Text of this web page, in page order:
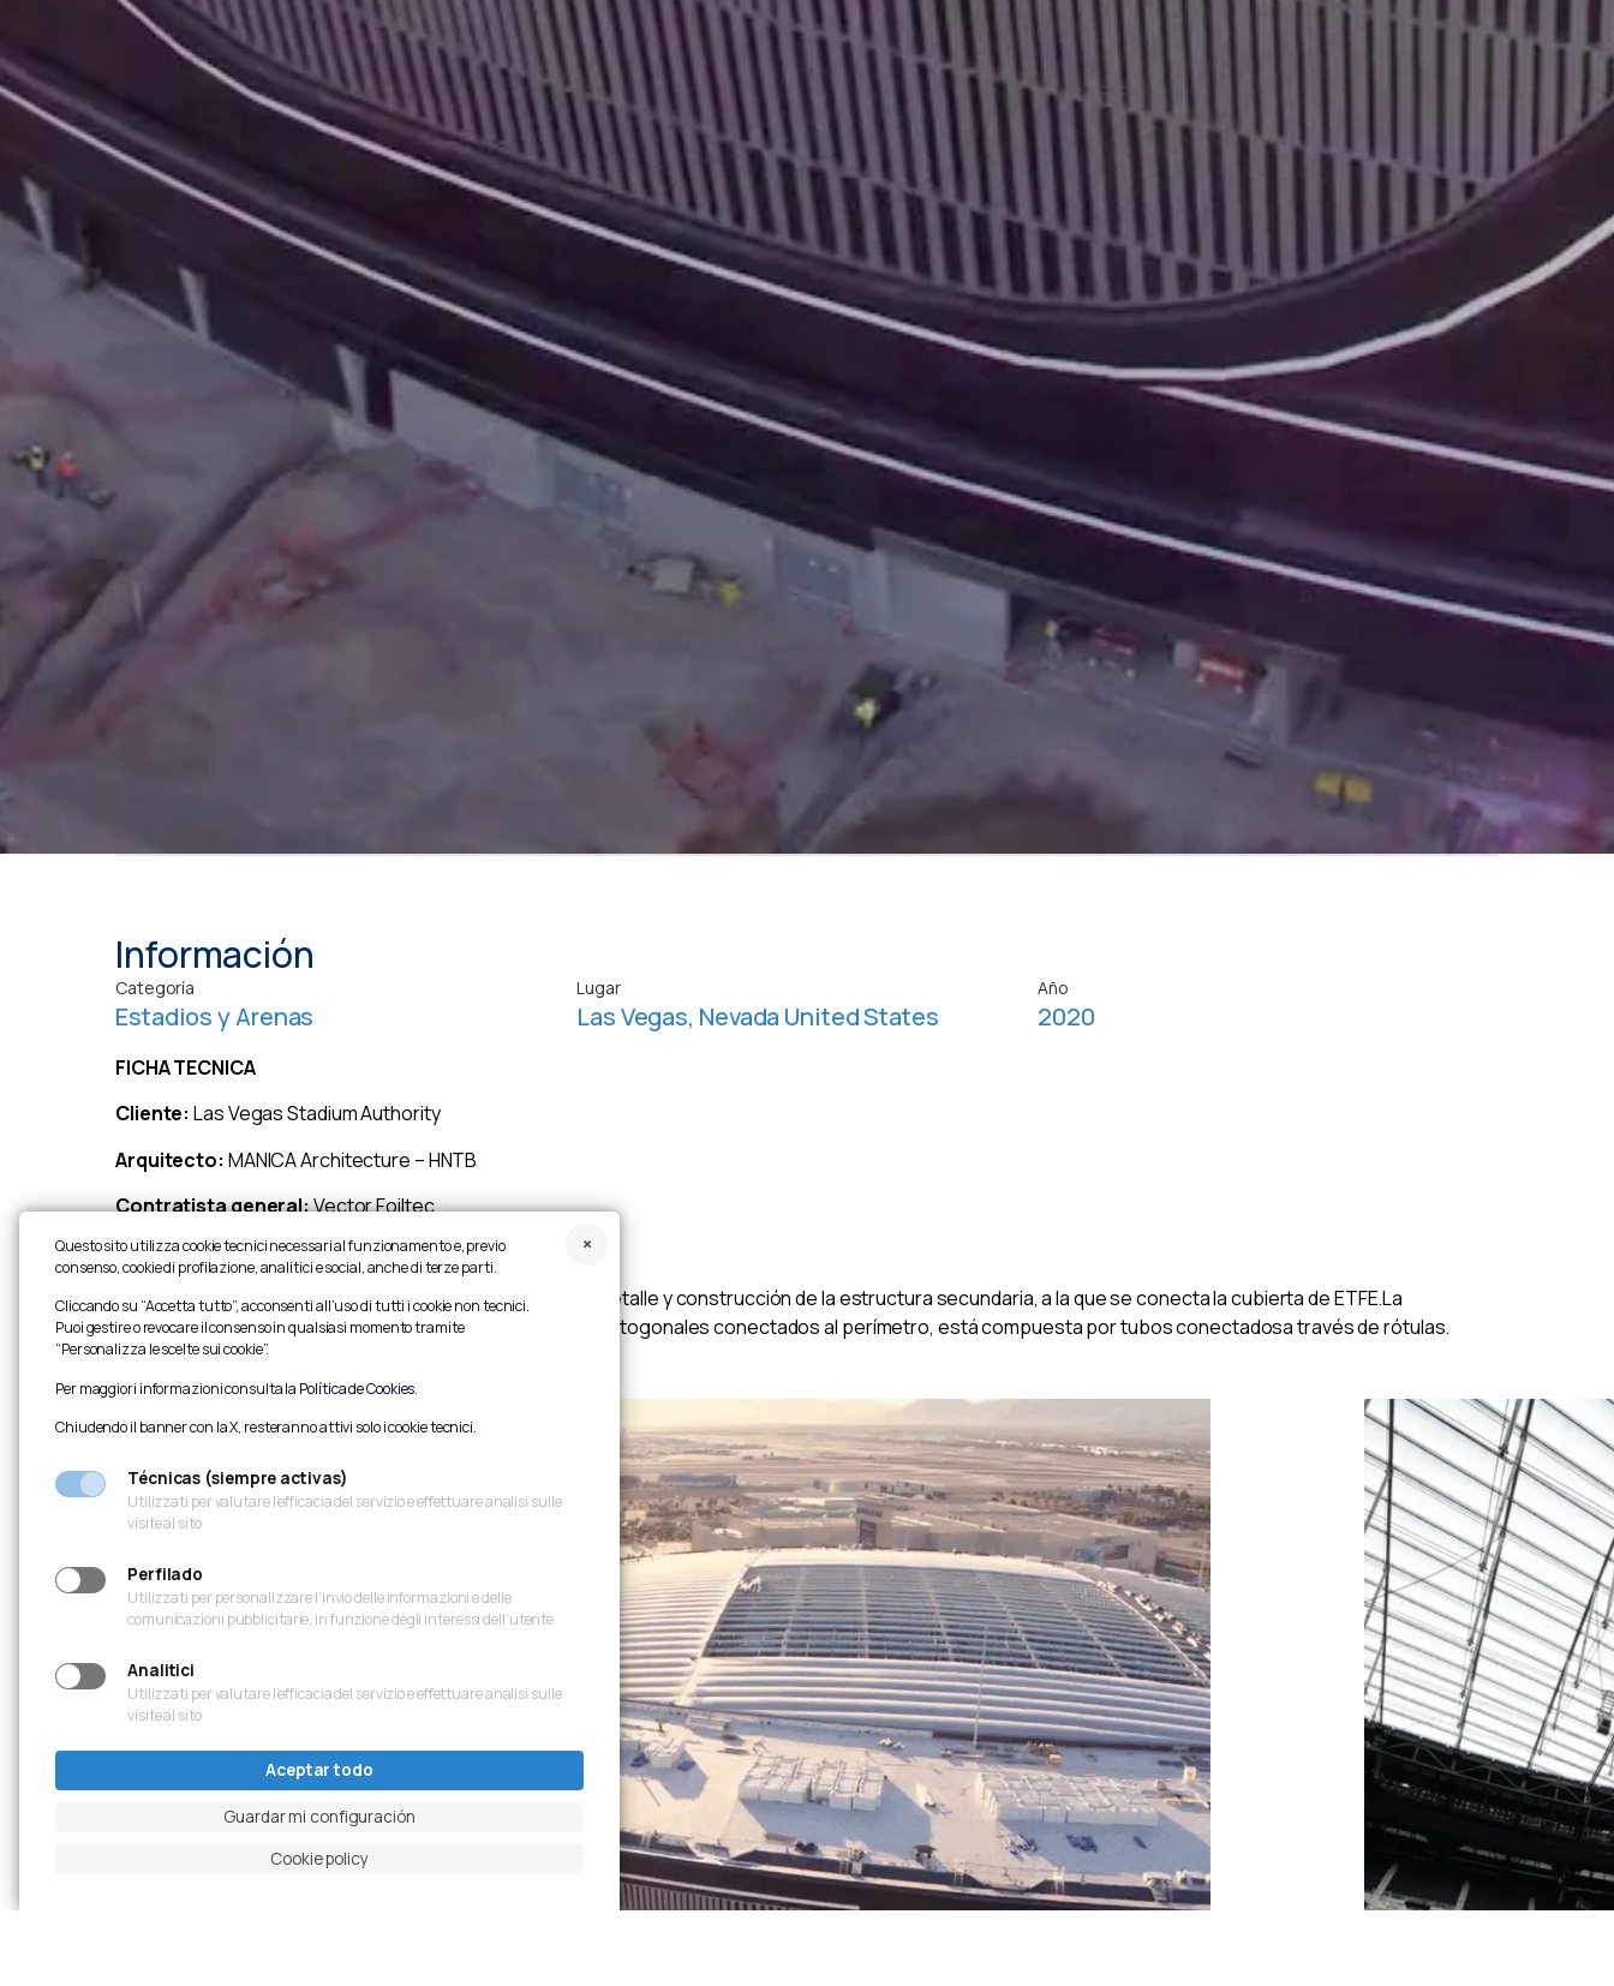
Información
Categoría
Estadios y Arenas
Lugar
Las Vegas, Nevada United States
Año
2020
FICHA TECNICA
Cliente: Las Vegas Stadium Authority
Arquitecto: MANICA Architecture – HNTB
Contratista general:Vector Foiltec
Capacità:65.000 asientos
Descripción:Asistencia en realización del proyecto de detalle y construcción de la estructura secundaria, a la que se conecta la cubierta de ETFE.La
estructura secundaria, sostenida por una red de cables ortogonales conectados al perímetro, está compuesta por tubos conectadosa través de rótulas.
Questo sito utilizza cookie tecnici necessari al funzionamento e, previo
consenso, cookie di profilazione, analitici e social, anche di terze parti.
Cliccando su “Accetta tutto”, acconsenti all’uso di tutti i cookie non tecnici.
Puoi gestire o revocare il consenso in qualsiasi momento tramite
“Personalizza le scelte sui cookie”.
Per maggiori informazioni consulta la Política de Cookies.
Chiudendo il banner con la X, resteranno attivi solo i cookie tecnici.
Técnicas (siempre activas)
Utilizzati per valutare l’efficacia del servizio e effettuare analisi sulle
visite al sito
Perfilado
Utilizzati per personalizzare l’invio delle informazioni e delle
comunicazioni pubblicitarie, in funzione degli interessi dell’utente
Analitici
Utilizzati per valutare l’efficacia del servizio e effettuare analisi sulle
visite al sito
Aceptar todo
Guardar mi configuración
Cookie policy